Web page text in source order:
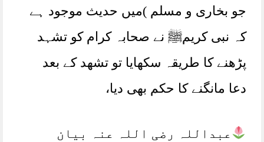
جو بخاری و مسلم )میں حدیث موجود ہے
کہ نبی کریمﷺ نے صحابہ کرام کو تشہد
پڑھنے کا طریقہ سکھایا تو تشھد کے بعد
دعا مانگنے کا حکم بھی دیا،
عبداللہ رضی اللہ عنہ بیان